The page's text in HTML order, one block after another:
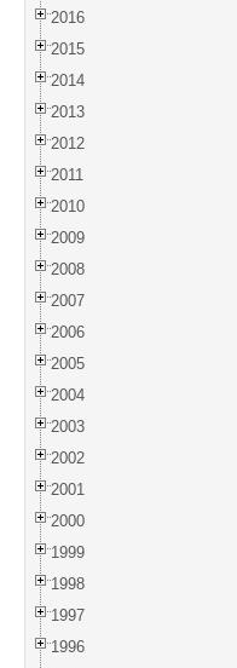
2016
2015
2014
2013
2012
2011
2010
2009
2008
2007
2006
2005
2004
2003
2002
2001
2000
1999
1998
1997
1996